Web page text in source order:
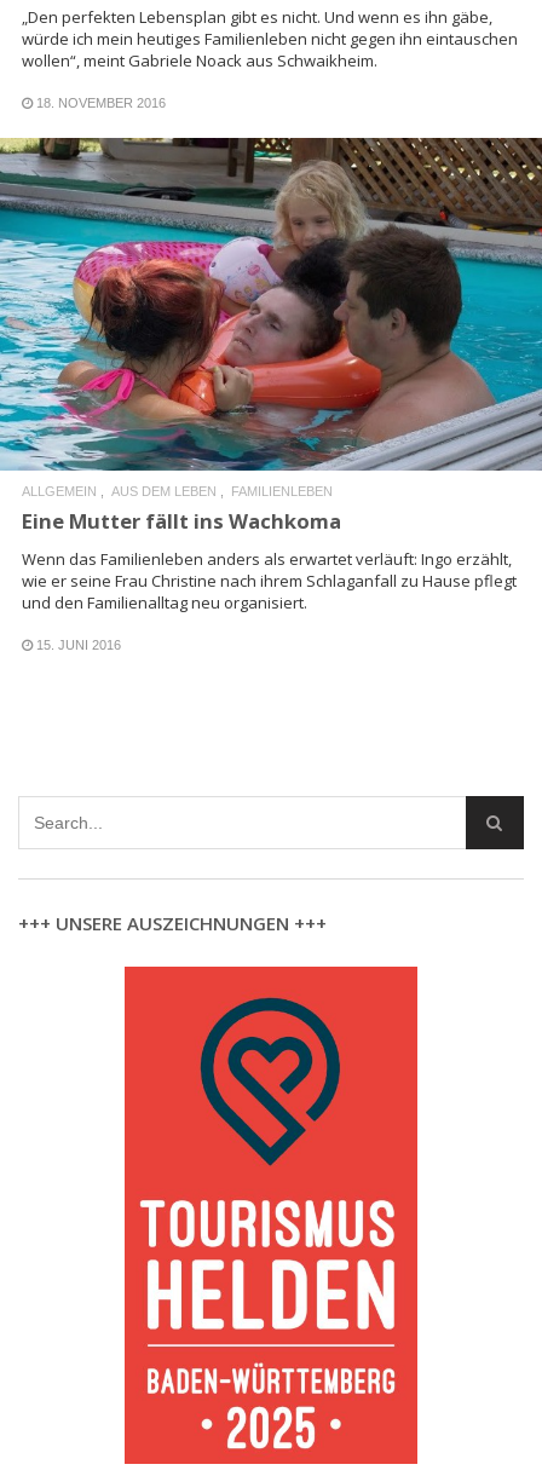
„Den perfekten Lebensplan gibt es nicht. Und wenn es ihn gäbe,
würde ich mein heutiges Familienleben nicht gegen ihn eintauschen
wollen“, meint Gabriele Noack aus Schwaikheim.
18. NOVEMBER 2016
READ MORE
ALLGEMEIN AUS DEM LEBEN FAMILIENLEBEN
Eine Mutter fällt ins Wachkoma
Wenn das Familienleben anders als erwartet verläuft: Ingo erzählt,
wie er seine Frau Christine nach ihrem Schlaganfall zu Hause pflegt
und den Familienalltag neu organisiert.
15. JUNI 2016
+++ UNSERE AUSZEICHNUNGEN +++